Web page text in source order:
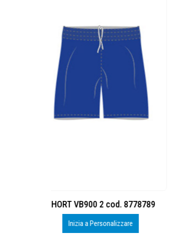
SHORT VB900 3 cod. 8778789
Inizia a Personalizzare